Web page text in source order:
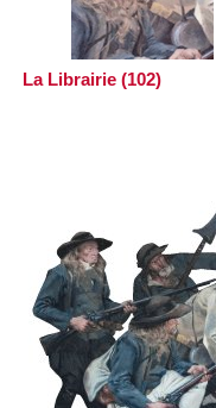
La Librairie (102)